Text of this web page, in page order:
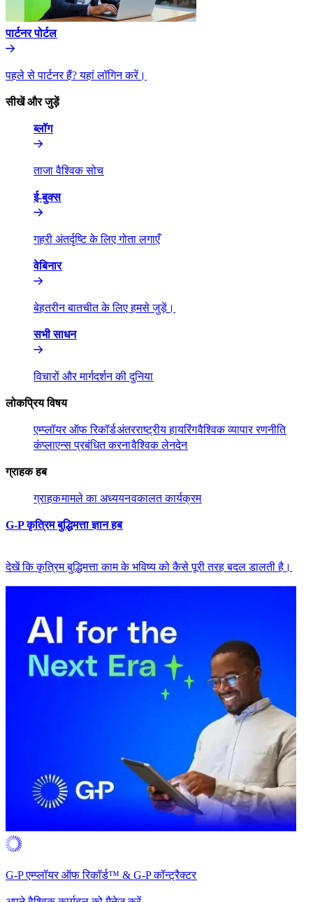
पार्टनर पोर्टल​​
पहले से पार्टनर हैं? यहां लॉगिन करें।​​
सीखें और जुड़ें​​
ब्लॉग​​
ताजा वैश्विक सोच​​
ई-बुक्स​​
गहरी अंतर्दृष्टि के लिए गोता लगाएँ​​
वेबिनार​​
बेहतरीन बातचीत के लिए हमसे जुड़ें।​​
सभी साधन​​
विचारों और मार्गदर्शन की दुनिया​​
लोकप्रिय विषय​​
एम्प्लॉयर ऑफ रिकॉर्ड​​अंतरराष्ट्रीय हायरिंग​​वैश्विक व्यापार रणनीति​​
कंप्लाएन्स प्रबंधित करना​​वैश्विक लेनदेन​​
ग्राहक हब​​
ग्राहक​​मामले का अध्ययन​​वकालत कार्यक्रम​​
G-P कृत्रिम बुद्धिमत्ता ज्ञान हब​​
देखें कि कृत्रिम बुद्धिमत्ता काम के भविष्य को कैसे पूरी तरह बदल डालती है।​​
G-P एम्प्लॉयर ऑफ रिकॉर्ड™ & G-P कॉन्ट्रैक्टर​​